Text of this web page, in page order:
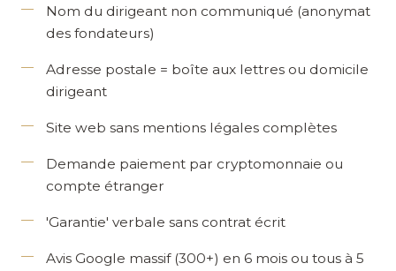
Nom du dirigeant non communiqué (anonymat
des fondateurs)
Adresse postale = boîte aux lettres ou domicile
dirigeant
Site web sans mentions légales complètes
Demande paiement par cryptomonnaie ou
compte étranger
'Garantie' verbale sans contrat écrit
Avis Google massif (300+) en 6 mois ou tous à 5